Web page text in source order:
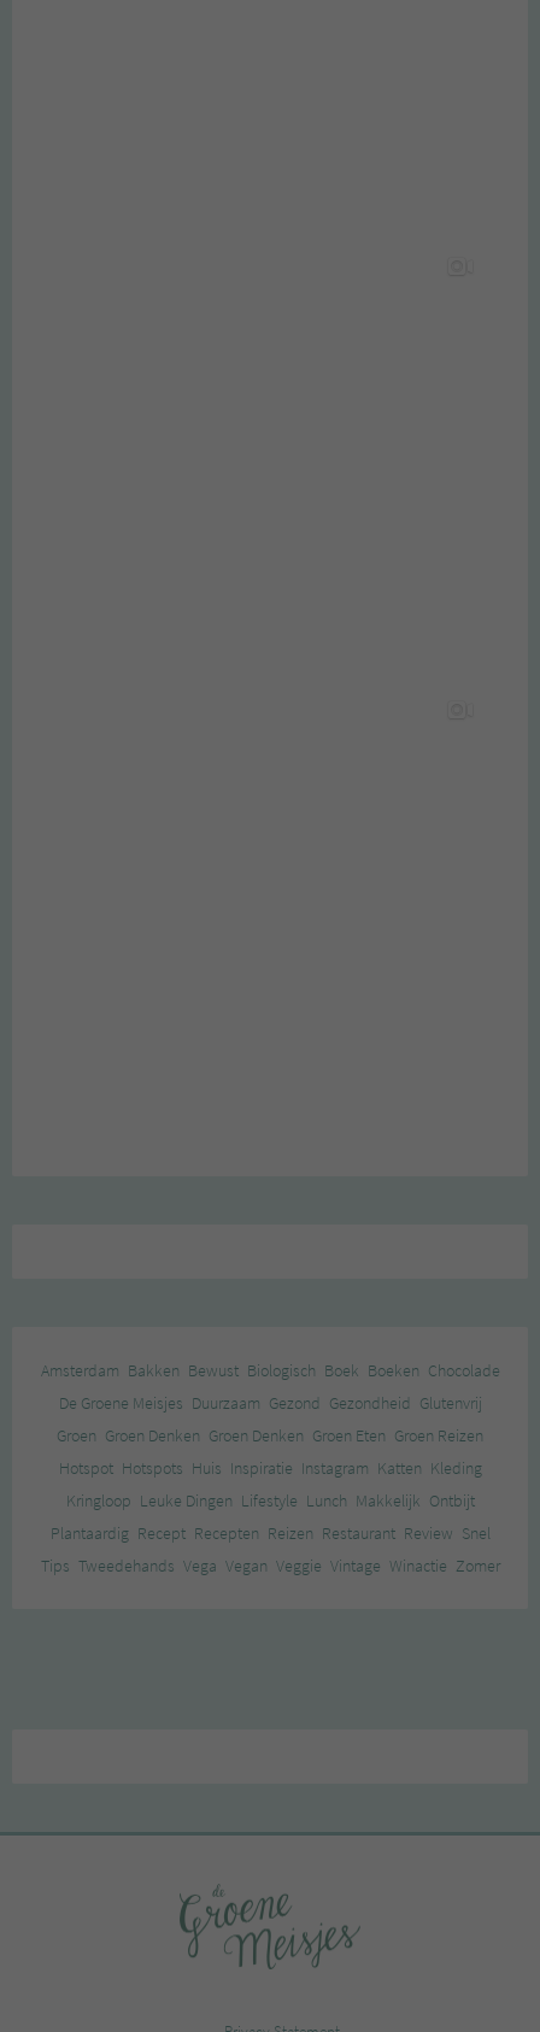
Amsterdam Bakken Bewust Biologisch Boek Boeken Chocolade
De Groene Meisjes Duurzaam Gezond Gezondheid Glutenvrij
Groen Groen Denken Groen Denken Groen Eten Groen Reizen
Hotspot Hotspots Huis Inspiratie Instagram Katten Kleding
Kringloop Leuke Dingen Lifestyle Lunch Makkelijk Ontbijt
Plantaardig Recept Recepten Reizen Restaurant Review Snel
Tips Tweedehands Vega Vegan Veggie Vintage Winactie Zomer